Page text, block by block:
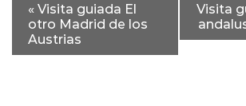
« Visita guiada El
otro Madrid de los
Austrias
Visita